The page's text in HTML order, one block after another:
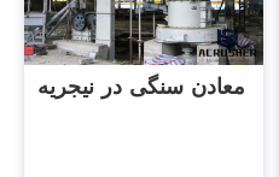
معادن سنگی در نیجریه